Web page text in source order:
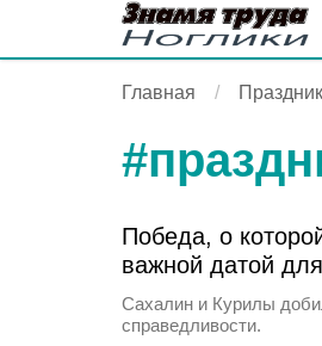
Главная Праздник
#
Победа, о
важной датой
Сахалин и Курилы
справедливости.